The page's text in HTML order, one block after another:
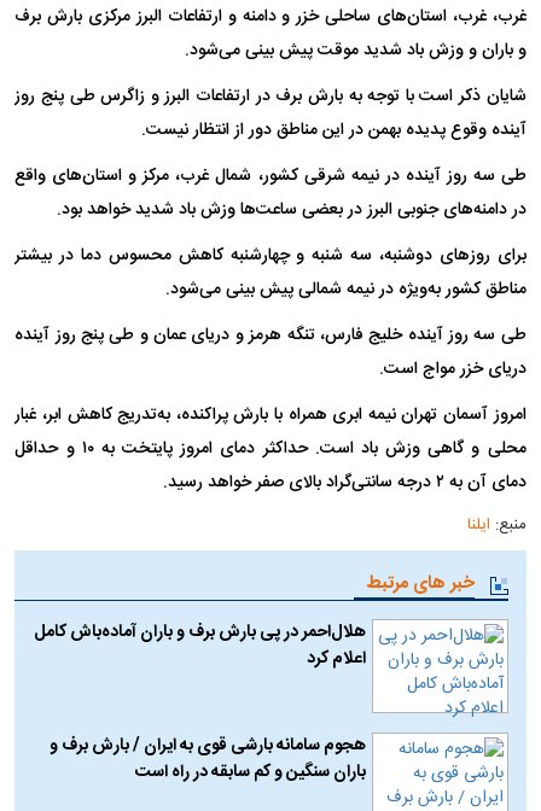
غرب، غرب، استان‌های ساحلی خزر و دامنه و ارتفاعات البرز مرکزی بارش برف
و باران و وزش باد شدید موقت پیش بینی می‌شود.
شایان ذکر است با توجه به بارش برف در ارتفاعات البرز و زاگرس طی پنج روز
آینده وقوع پدیده بهمن در این مناطق دور از انتظار نیست.
طی سه روز آینده در نیمه شرقی کشور، شمال غرب، مرکز و استان‌های واقع
در دامنه‌های جنوبی البرز در بعضی ساعت‌ها وزش باد شدید خواهد بود.
برای روز‌های دوشنبه، سه شنبه و چهارشنبه کاهش محسوس دما در بیشتر
مناطق کشور به‌ویژه در نیمه شمالی پیش بینی می‌شود.
طی سه روز آینده خلیج فارس، تنگه هرمز و دریای عمان و طی پنج روز آینده
دریای خزر مواج است.
امروز آسمان تهران نیمه ابری همراه با بارش پراکنده، به‌تدریج کاهش ابر، غبار
محلی و گاهی وزش باد است. حداکثر دمای امروز پایتخت به ۱۰ و حداقل
دمای آن به ۲ درجه سانتی‌گراد بالای صفر خواهد رسید.
منبع: ایلنا
خبر های مرتبط
هلال‌احمر در پی بارش برف و باران آماده‌باش کامل
اعلام کرد
هجوم سامانه بارشی قوی به ایران / بارش برف و
باران سنگین و کم سابقه در راه است